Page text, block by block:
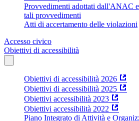
Provvedimenti adottati dall'ANAC
tali provvedimenti
Atti di accertamento delle violazioni
Accesso civico
Obiettivi di accessibilità
Obiettivi di accessibilità 2026
Obiettivi di accessibilità 2025
Obiettivi accessibilità 2023
Obiettivi accessibilità 2022
Piano Integrato di Attività e